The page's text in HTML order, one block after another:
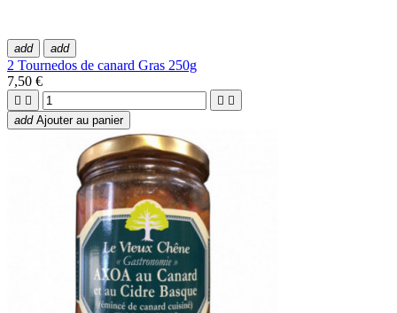
add add
2 Tournedos de canard Gras 250g
7,50 €
   
add Ajouter au panier